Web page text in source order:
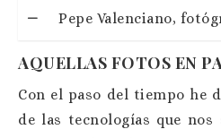
Pepe Valenciano,
AQUELLAS FOTOS EN
Con el paso del tiempo he
de las tecnologías que